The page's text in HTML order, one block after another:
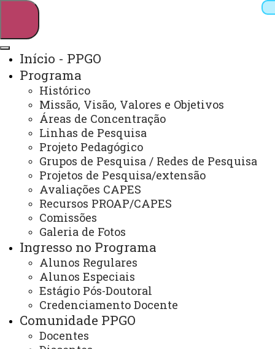
Webmail Sistemas
Arquivo Virtual
Campus
Início - PPGO
Programa
Histórico
Missão, Visão, Valores e Objetivos
Áreas de Concentração
Linhas de Pesquisa
Projeto Pedagógico
Grupos de Pesquisa / Redes de Pesquisa
Projetos de Pesquisa/extensão
Avaliações CAPES
Recursos PROAP/CAPES
Comissões
Galeria de Fotos
Ingresso no Programa
Alunos Regulares
Alunos Especiais
Estágio Pós-Doutoral
Credenciamento Docente
Comunidade PPGO
Docentes
Mestrado em Odontologia
Horários das Aulas